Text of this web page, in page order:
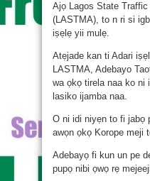
Ajọ Lagos State
(LASTMA), to n ri si
iṣẹlẹ yii mulẹ.
Atẹjade kan ti Adari
LASTMA, Adebayo
wa ọkọ tirela naa ko ni
lasiko ijamba naa.
O ni idi niyẹn to fi jabọ
awọn ọkọ Korope meji
Adebayọ fi kun un pe
pupọ nibi ọwọ rẹ